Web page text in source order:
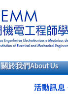
關於我們About Us
活動訊息